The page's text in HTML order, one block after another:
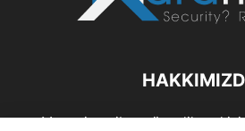
Maramiro; siber güvenlik ve